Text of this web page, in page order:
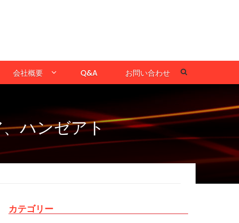
会社概要 Q&A お問い合わせ
ハンゼアト
カテゴリー